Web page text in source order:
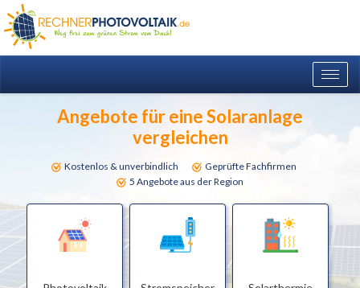
Angebote für eine Solaranlage
vergleichen
Kostenlos & unverbindlich
Geprüfte Fachfirmen
5 Angebote aus der Region